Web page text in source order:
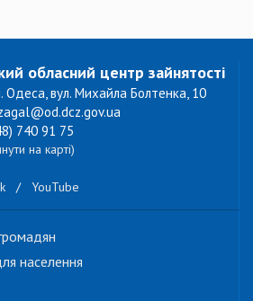
обласний центр зайнятості
Одеса, вул. Михайла Болтенка, 10
740 91 75
на карті)
/ YouTube
населення